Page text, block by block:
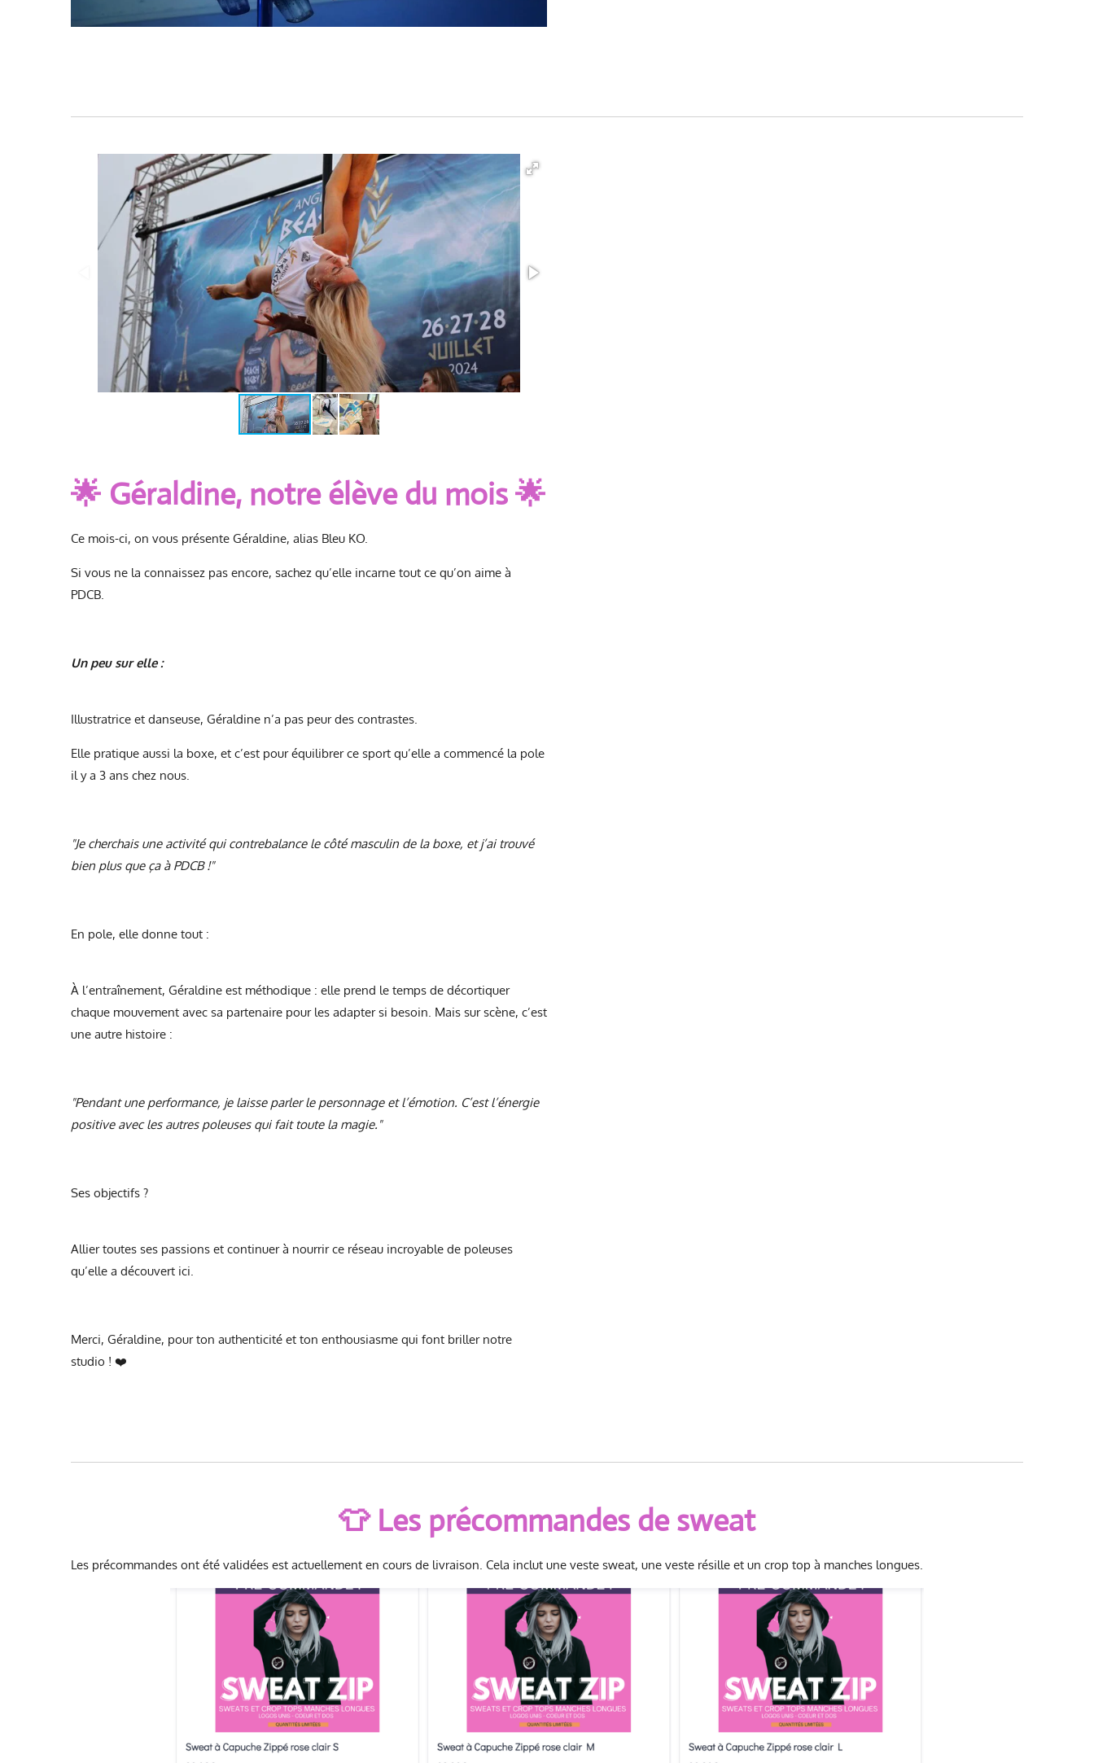
🌟 Géraldine, notre élève du mois 🌟
Ce mois-ci, on vous présente Géraldine, alias Bleu KO.
Si vous ne la connaissez pas encore, sachez qu’elle incarne tout ce qu’on aime à
PDCB.
Un peu sur elle :
Illustratrice et danseuse, Géraldine n’a pas peur des contrastes.
Elle pratique aussi la boxe, et c’est pour équilibrer ce sport qu’elle a commencé la pole
il y a 3 ans chez nous.
"Je cherchais une activité qui contrebalance le côté masculin de la boxe, et j’ai trouvé
bien plus que ça à PDCB !"
En pole, elle donne tout :
À l’entraînement, Géraldine est méthodique : elle prend le temps de décortiquer
chaque mouvement avec sa partenaire pour les adapter si besoin. Mais sur scène, c’est
une autre histoire :
"Pendant une performance, je laisse parler le personnage et l’émotion. C’est l’énergie
positive avec les autres poleuses qui fait toute la magie."
Ses objectifs ?
Allier toutes ses passions et continuer à nourrir ce réseau incroyable de poleuses
qu’elle a découvert ici.
Merci, Géraldine, pour ton authenticité et ton enthousiasme qui font briller notre
studio ! ❤️
👕 Les précommandes de sweat
Les précommandes ont été validées est actuellement en cours de livraison. Cela inclut une veste sweat, une veste résille et un crop top à manches longues.